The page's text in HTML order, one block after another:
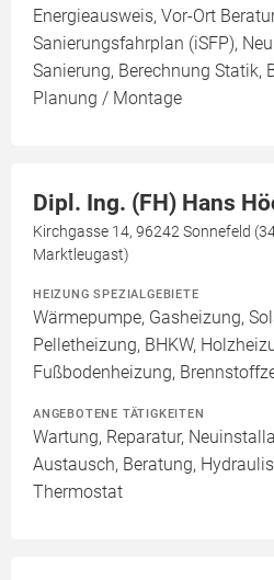
Energieausweis, Vor-Ort
Sanierungsfahrplan (iSFP),
Sanierung, Berechnung Statik,
Planung / Montage
Dipl. Ing. (FH) Hans
Kirchgasse 14, 96242 Sonnefeld
Marktleugast)
HEIZUNG SPEZIALGEBIETE
Wärmepumpe, Gasheizung,
Pelletheizung, BHKW,
Fußbodenheizung,
ANGEBOTENE TÄTIGKEITEN
Wartung, Reparatur,
Austausch, Beratung,
Thermostat